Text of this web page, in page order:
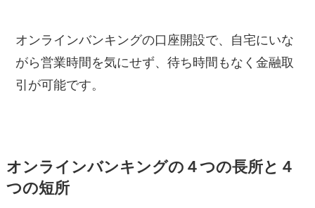
オンラインバンキングの口座開設で、自宅にいな
がら営業時間を気にせず、待ち時間もなく金融取
引が可能です。
オンラインバンキングの４つの長所と４
つの短所